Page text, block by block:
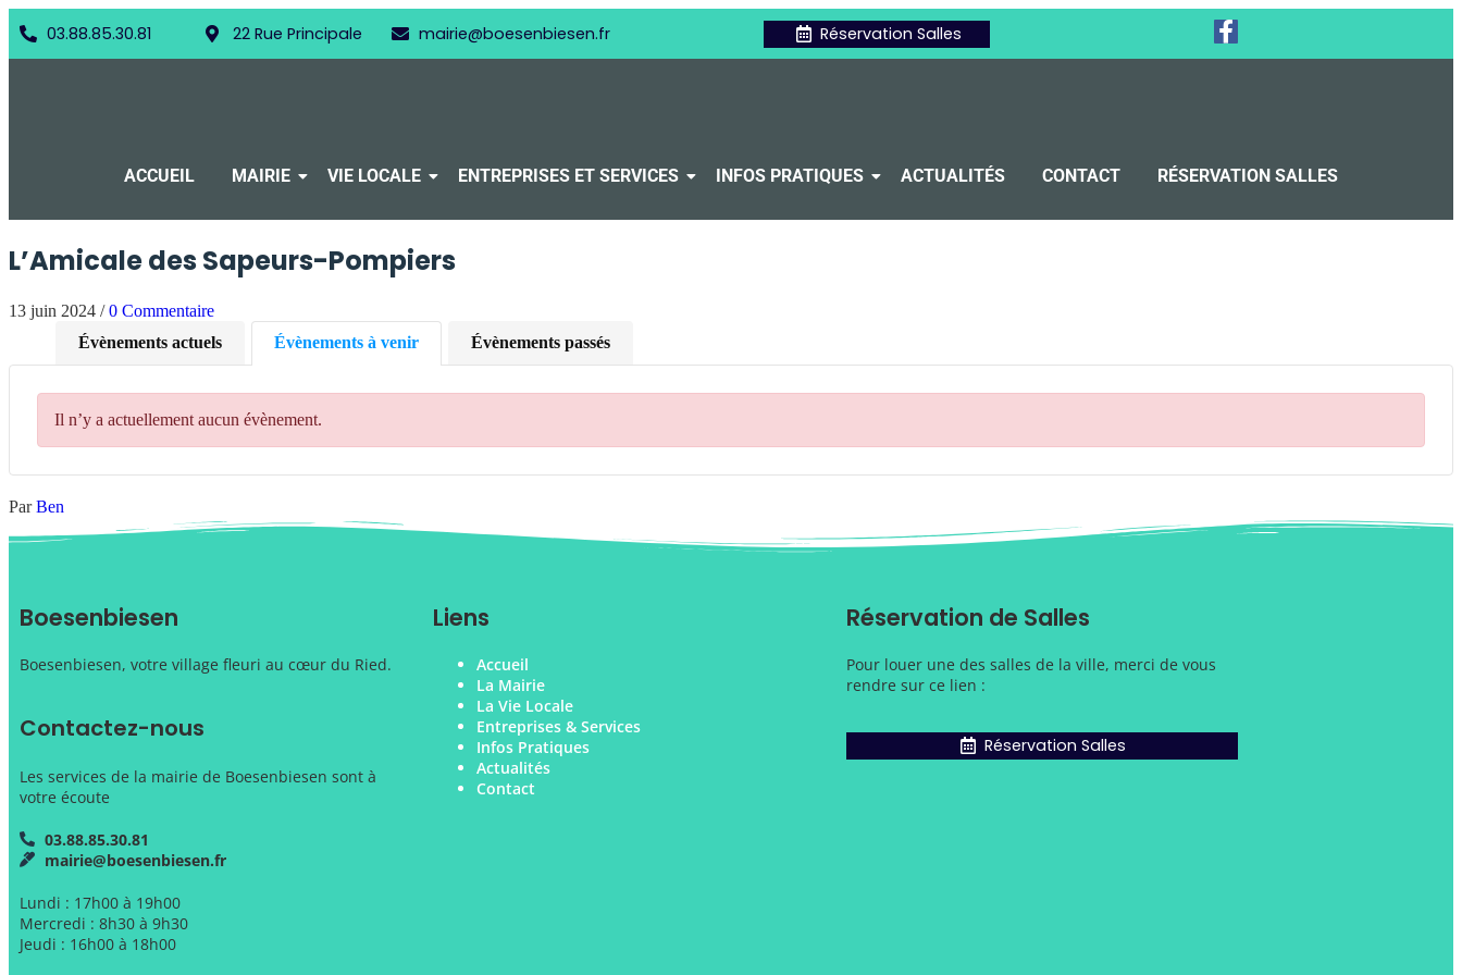
03.88.85.30.81 22 Rue Principale mairie@boesenbiesen.fr Réservation Salles
ACCUEIL MAIRIE VIE LOCALE ENTREPRISES ET SERVICES INFOS PRATIQUES ACTUALITÉS CONTACT RÉSERVATION SALLES
L’Amicale des Sapeurs-Pompiers
13 juin 2024 / 0 Commentaire
Évènements actuels
Évènements à venir Évènements passés
Il n’y a actuellement aucun évènement.
ParBen
Boesenbiesen
Boesenbiesen, votre village fleuri au cœur du Ried.
Contactez-nous
Les services de la mairie de Boesenbiesen sont à
votre écoute
03.88.85.30.81
mairie@boesenbiesen.fr
Lundi : 17h00 à 19h00
Mercredi : 8h30 à 9h30
Jeudi : 16h00 à 18h00
Liens
Accueil
La Mairie
La Vie Locale
Entreprises & Services
Infos Pratiques
Actualités
Contact
Réservation de Salles
Pour louer une des salles de la ville, merci de vous
rendre sur ce lien :
Réservation Salles